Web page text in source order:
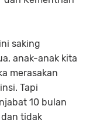
saking
anak-anak kita
merasakan
Tapi
10 bulan
tidak